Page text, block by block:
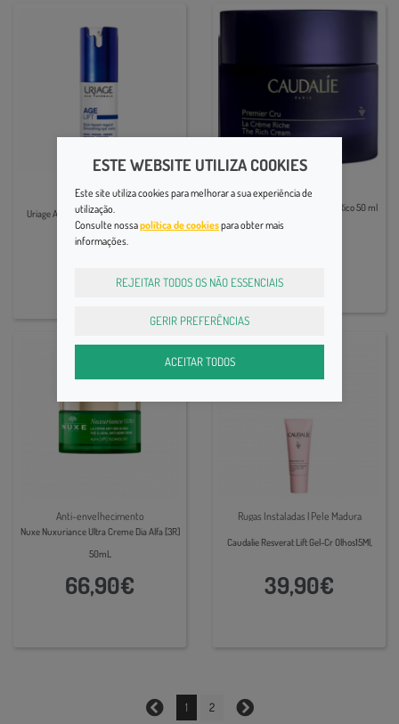
Rugas Instaladas
Uriage Age Lift Cuidado Cont Olhos 15ml
32,60€
Caudalie Premier Cru O Creme Rico 50 ml
Anti-envelhecimento
Nuxe Nuxuriance Ultra Creme Dia Alfa [3R]
50mL
66,90€
Rugas Instaladas | Pele Madura
Caudalie Resverat Lift Gel-Cr Olhos15Ml,
39,90€
1 2
ESTE WEBSITE UTILIZA COOKIES
Este site utiliza cookies para melhorar a sua experiência de
utilização.
Consulte nossapolítica de cookiespara obter mais
informações.
REJEITAR TODOS OS NÃO ESSENCIAIS
GERIR PREFERÊNCIAS
ACEITAR TODOS